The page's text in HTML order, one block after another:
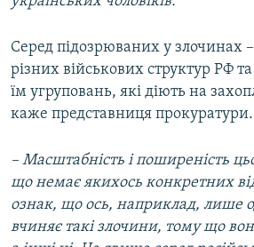
Серед підозрюваних у злочинах
різних військових структур РФ
їм угруповань, які діють на
каже представниця прокуратури.
– Масштабність і поширеність
що немає якихось конкретних
ознак, що ось, наприклад, лише
вчиняє такі злочини, тому що